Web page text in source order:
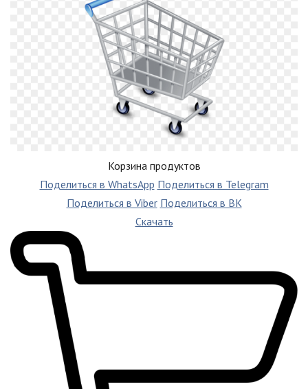
Корзина продуктов
Поделиться в WhatsApp Поделиться в Telegram
Поделиться в Viber Поделиться в ВК
Скачать